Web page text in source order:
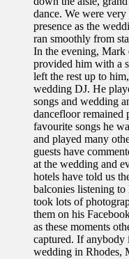
dance. We were
presence as the
ran smoothly from
In the evening, Mark
provided him with a
left the rest up to
wedding DJ. He
songs and wedding
dancefloor remained
favourite songs he
and played many
guests have
at the wedding and
hotels have told us
balconies listening
took lots of
them on his
as these moments
captured. If
wedding in Rhodes,